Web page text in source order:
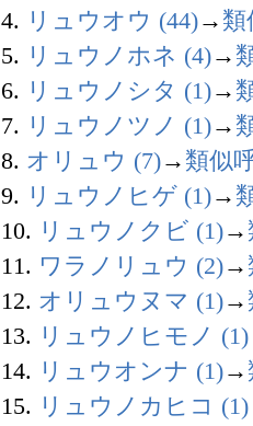
4. リュウオウ (44)→ 類
5. リュウノホネ (4)→
6. リュウノシタ (1)→
7. リュウノツノ (1)→
8. オリュウ (7)→ 類似
9. リュウノヒゲ (1)→
10. リュウノクビ (1)→
11. ワラノリュウ (2)→
12. オリュウヌマ (1)→
13. リュウノヒモノ (1)
14. リュウオンナ (1)→
15. リュウノカヒコ (1)